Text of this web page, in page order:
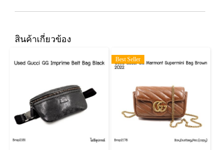
สินค้าเกี่ยวข้อง
Best Seller